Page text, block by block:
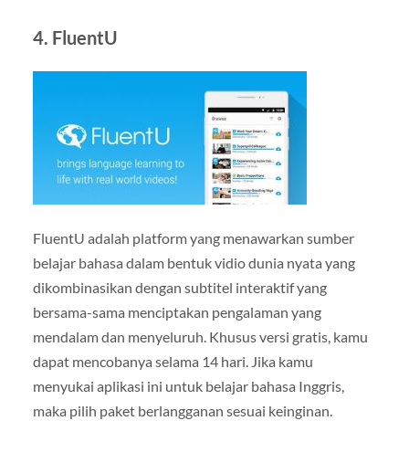
4. FluentU
FluentU adalah platform yang menawarkan sumber
belajar bahasa dalam bentuk vidio dunia nyata yang
dikombinasikan dengan subtitel interaktif yang
bersama-sama menciptakan pengalaman yang
mendalam dan menyeluruh. Khusus versi gratis, kamu
dapat mencobanya selama 14 hari. Jika kamu
menyukai aplikasi ini untuk belajar bahasa Inggris,
maka pilih paket berlangganan sesuai keinginan.